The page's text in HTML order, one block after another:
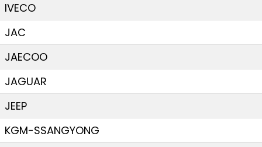
IVECO
JAC
JAECOO
JAGUAR
JEEP
KGM-SSANGYONG